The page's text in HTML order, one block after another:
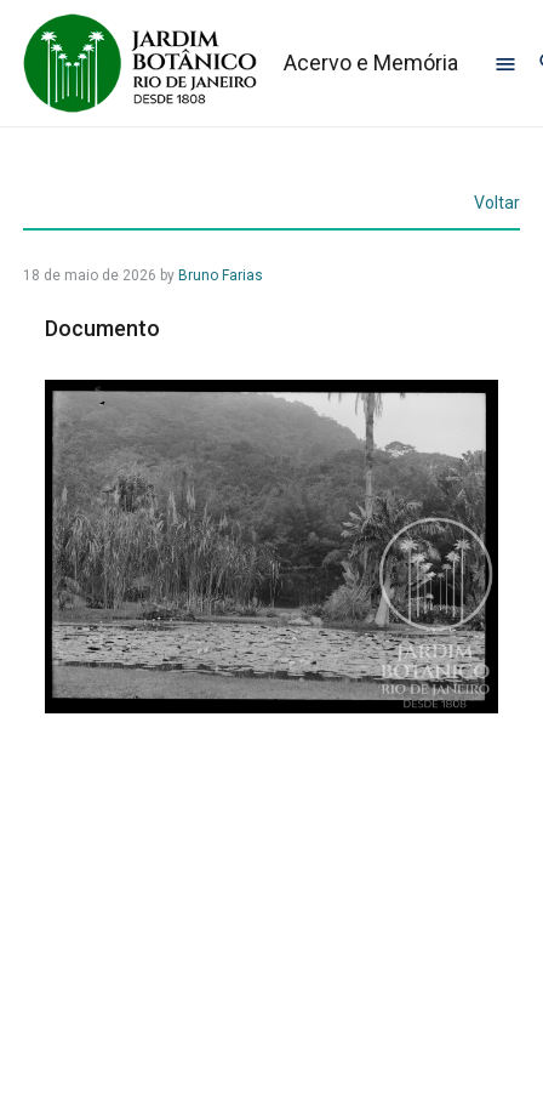
Acervo e Memória
Voltar
18 de maio de 2026 by Bruno Farias
Documento